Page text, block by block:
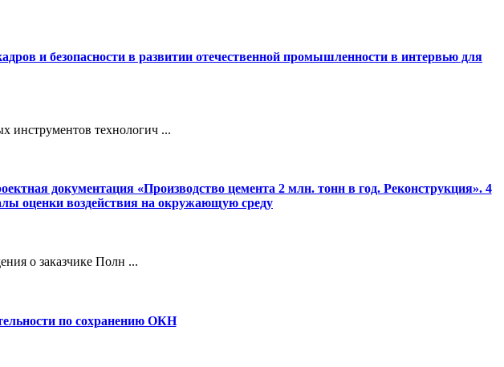
и безопасности в развитии отечественной промышленности в интервью для
инструментов технологич ...
документация «Производство цемента 2 млн. тонн в год. Реконструкция». 4
оценки воздействия на окружающую среду
о заказчике Полн ...
по сохранению ОКН